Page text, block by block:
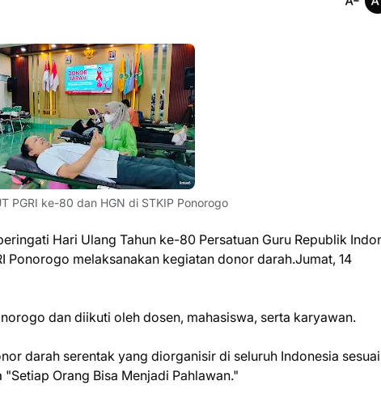
PGRI ke-80 dan HGN di STKIP Ponorogo
Hari Ulang Tahun ke-80 Persatuan Guru Republik
Ponorogo melaksanakan kegiatan donor darah.Jumat, 14
dan diikuti oleh dosen, mahasiswa, serta karyawan.
darah serentak yang diorganisir di seluruh Indonesia sesuai
Orang Bisa Menjadi Pahlawan."